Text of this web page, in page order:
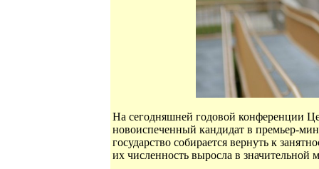
На сегодняшней годовой конференции
новоиспеченный кандидат в премьер-
государство собирается вернуть к
их численность выросла в значительной